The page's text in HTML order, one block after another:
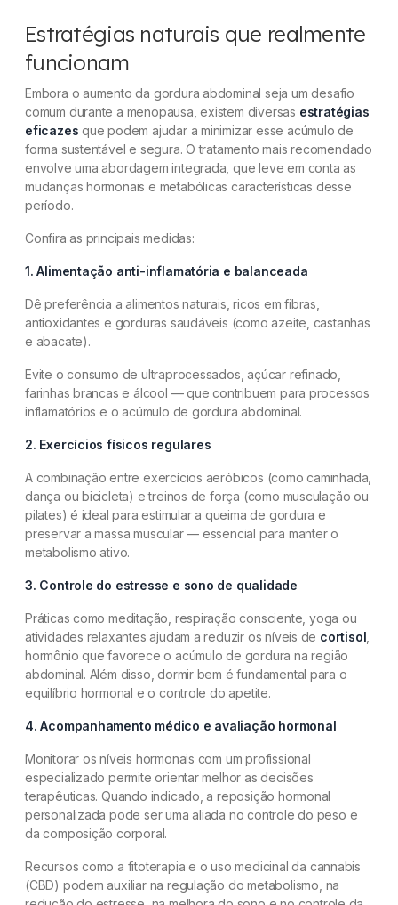
Estratégias naturais que realmente
funcionam
Embora o aumento da gordura abdominal seja um desafio
comum durante a menopausa, existem diversas estratégias
eficazes que podem ajudar a minimizar esse acúmulo de
forma sustentável e segura. O tratamento mais recomendado
envolve uma abordagem integrada, que leve em conta as
mudanças hormonais e metabólicas características desse
período.
Confira as principais medidas:
1. Alimentação anti-inflamatória e balanceada
Dê preferência a alimentos naturais, ricos em fibras,
antioxidantes e gorduras saudáveis (como azeite, castanhas
e abacate).
Evite o consumo de ultraprocessados, açúcar refinado,
farinhas brancas e álcool — que contribuem para processos
inflamatórios e o acúmulo de gordura abdominal.
2. Exercícios físicos regulares
A combinação entre exercícios aeróbicos (como caminhada,
dança ou bicicleta) e treinos de força (como musculação ou
pilates) é ideal para estimular a queima de gordura e
preservar a massa muscular — essencial para manter o
metabolismo ativo.
3. Controle do estresse e sono de qualidade
Práticas como meditação, respiração consciente, yoga ou
atividades relaxantes ajudam a reduzir os níveis de cortisol
hormônio que favorece o acúmulo de gordura na região
abdominal. Além disso, dormir bem é fundamental para o
equilíbrio hormonal e o controle do apetite.
4. Acompanhamento médico e avaliação hormonal
Monitorar os níveis hormonais com um profissional
especializado permite orientar melhor as decisões
terapêuticas. Quando indicado, a reposição hormonal
personalizada pode ser uma aliada no controle do peso e
da composição corporal.
Recursos como a fitoterapia e o uso medicinal da cannabis
(CBD) podem auxiliar na regulação do metabolismo, na